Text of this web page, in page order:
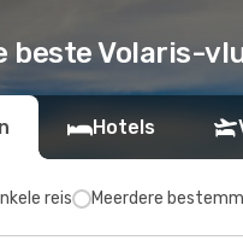
beste Volaris-
Hotels
reis Meerdere